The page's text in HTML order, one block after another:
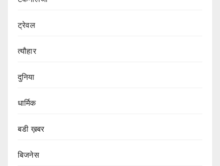
ट्रेवल
त्यौहार
दुनिया
धार्मिक
बडी ख़बर
बिजनेस